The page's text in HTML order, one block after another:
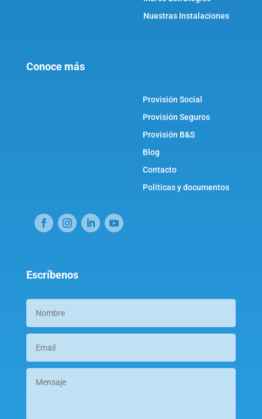
Nuestras Instalaciones
Conoce más
Provisión Social
Provisión Seguros
Provisión B&S
Blog
Contacto
Políticas y documentos
Escríbenos